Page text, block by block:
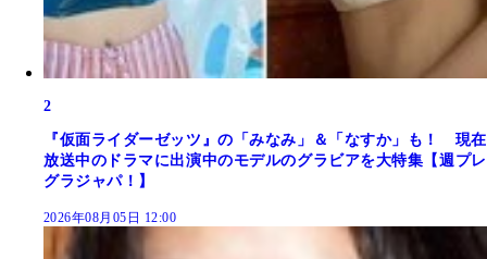
2
『仮面ライダーゼッツ』の「みなみ」＆「なすか」も！ 現在
放送中のドラマに出演中のモデルのグラビアを大特集【週プレ
グラジャパ！】
2026年08月05日 12:00